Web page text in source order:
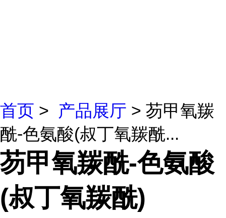
首页 > 产品展厅 > 芴甲氧羰
酰-色氨酸(叔丁氧羰酰...
芴甲氧羰酰-色氨酸
(叔丁氧羰酰)